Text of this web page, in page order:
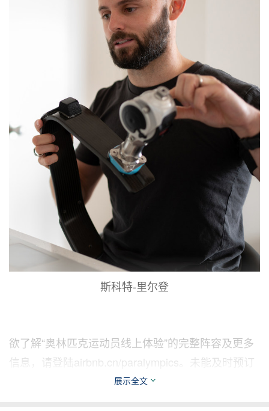
斯科特-里尔登
欲了解“奥林匹克运动员线上体验”的完整阵容及更多
信息，请登陆airbnb.cn/paralympics。未能及时预订
以上体验也无需遗憾，爱彼迎平台常年呈现一系列由
展示全文